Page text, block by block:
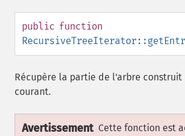
public function
Récupère la partie de l'arbre
courant.
Avertissement Cette fonction est